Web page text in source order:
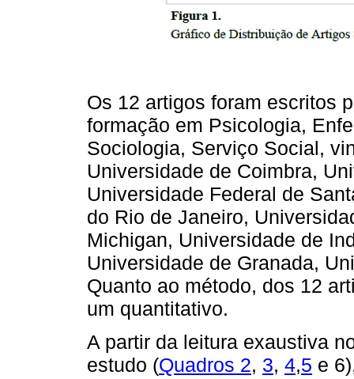
Os 12 artigos foram escritos
formação em Psicologia,
Sociologia, Serviço Social,
Universidade de Coimbra,
Universidade Federal de
do Rio de Janeiro,
Michigan, Universidade de
Universidade de Granada,
Quanto ao método, dos 12
um quantitativo.
A partir da leitura exaustiva
estudo (Quadros 2, 3, 4,5 e